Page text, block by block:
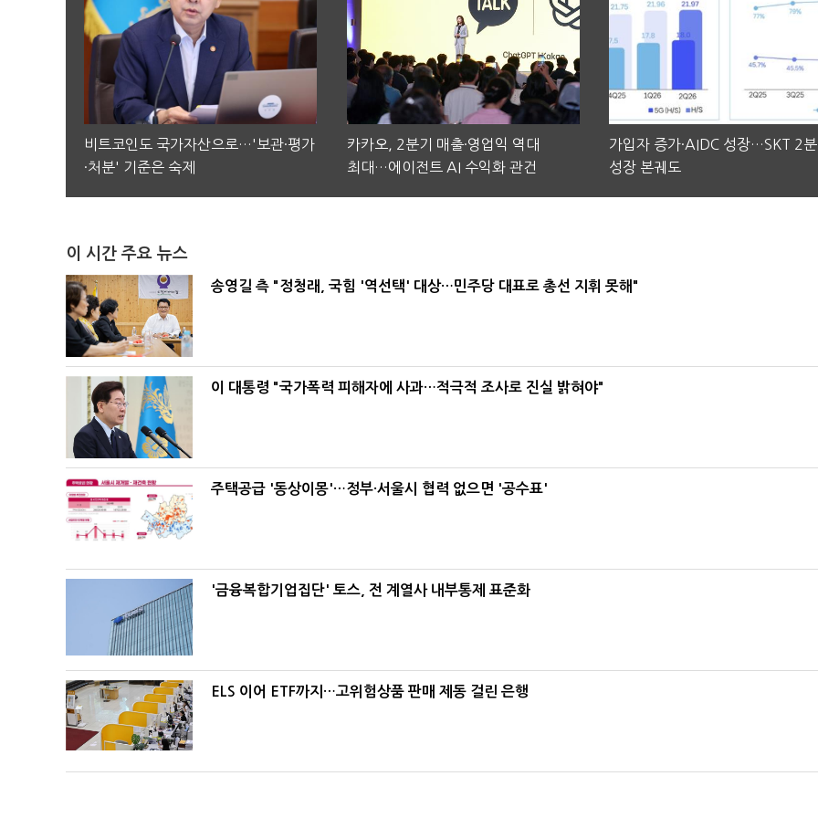
비트코인도 국가자산으로…'보관·평가
·처분' 기준은 숙제
카카오, 2분기 매출·영업익 역대
최대…에이전트 AI 수익화 관건
가입자 증가·AIDC 성장…SKT 2
성장 본궤도
이 시간 주요 뉴스
송영길 측 "정청래, 국힘 '역선택' 대상…민주당 대표로 총선 지휘 못해"
이 대통령 "국가폭력 피해자에 사과…적극적 조사로 진실 밝혀야"
주택공급 '동상이몽'…정부·서울시 협력 없으면 '공수표'
'금융복합기업집단' 토스, 전 계열사 내부통제 표준화
ELS 이어 ETF까지…고위험상품 판매 제동 걸린 은행